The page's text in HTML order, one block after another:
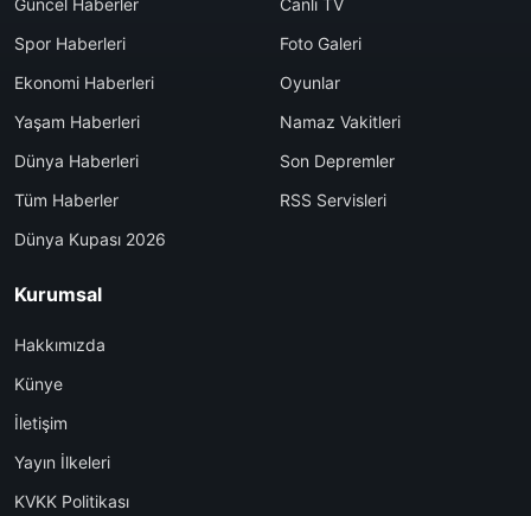
Spor Haberleri
Ekonomi Haberleri
Yaşam Haberleri
Dünya Haberleri
Tüm Haberler
Dünya Kupası 2026
Foto Galeri
Oyunlar
Namaz Vakitleri
Son Depremler
RSS Servisleri
Kurumsal
Hakkımızda
Künye
İletişim
Yayın İlkeleri
KVKK Politikası